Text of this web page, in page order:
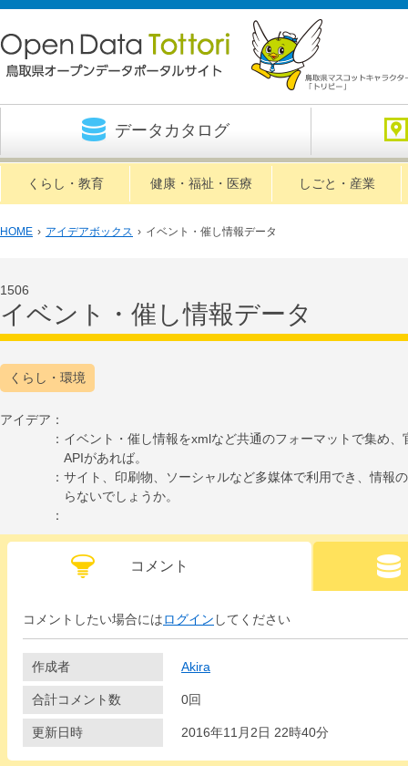
データカタログ
くらし・教育 健康・福祉・医療 しごと・産業
HOME › アイデアボックス › イベント・催し情報データ
1506
イベント・催し情報データ
くらし・環境
アイデア
イベント・催し情報をxmlなど共通のフォーマットで集め
APIがあれば。
サイト、印刷物、ソーシャルなど多媒体で利用でき、情報
らないでしょうか。
コメント
コメントしたい場合にはログイン してください
作成者 Akira
合計コメント数 0回
更新日時 2016年11月2日 22時40分